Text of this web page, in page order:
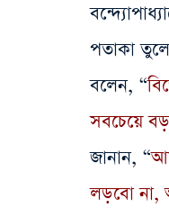
পতাকা
বলেন, “
সবচেয়ে
জানান, “
লড়বো না,